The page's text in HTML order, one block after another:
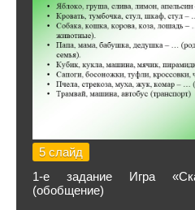
5 слайд
1-е задание Игра
(обобщение)